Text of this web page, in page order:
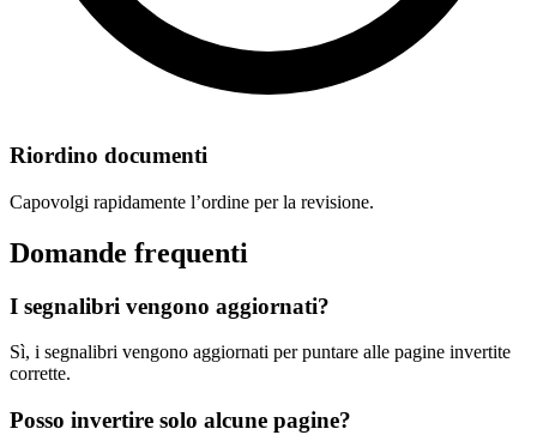
Riordino documenti
Capovolgi rapidamente l’ordine per la revisione.
Domande frequenti
I segnalibri vengono aggiornati?
Sì, i segnalibri vengono aggiornati per puntare alle pagine invertite
corrette.
Posso invertire solo alcune pagine?